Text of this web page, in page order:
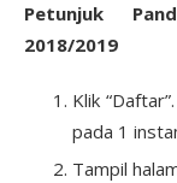
Petunjuk
2018/2019
Klik
pada 1
Tampil